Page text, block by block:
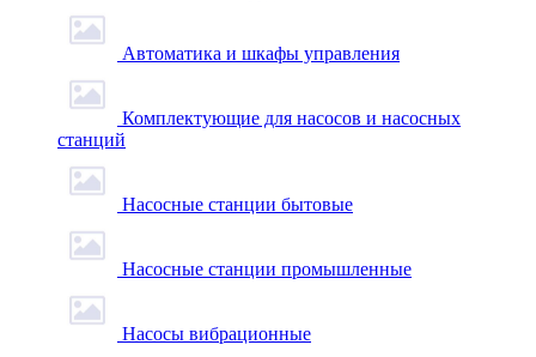
Автоматика и шкафы управления
Комплектующие для насосов и насосных
станций
Насосные станции бытовые
Насосные станции промышленные
Насосы вибрационные